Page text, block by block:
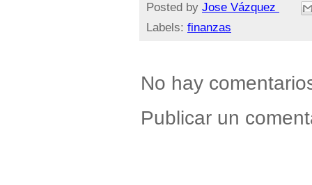
Posted by Jose Vázquez
Labels: finanzas
No hay
Publicar un